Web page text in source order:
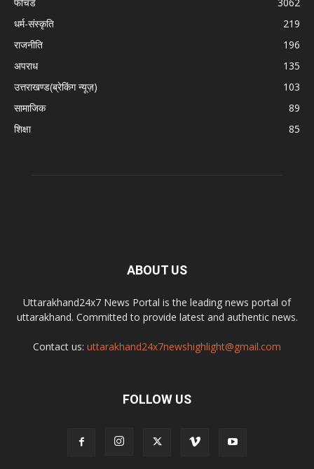
धर्म-संस्कृति
219
राजनीति
196
अपराध
135
उत्तराखण्ड(ब्रेकिंग न्यूज़)
103
सामाजिक
89
शिक्षा
85
ABOUT US
Uttarakhand24x7 News Portal is the leading news portal of
uttarakhand. Committed to provide latest and authentic news.
Contact us: uttarakhand24x7newshighlight@gmail.com
FOLLOW US